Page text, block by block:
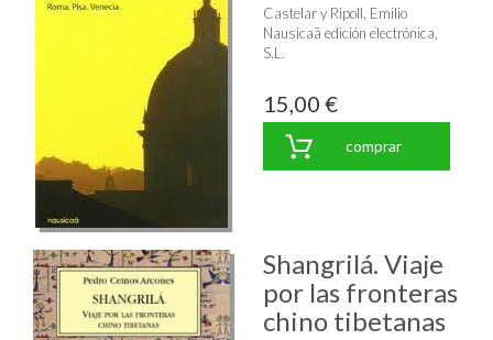
Castelar y Ripoll, Emilio
Nausicaä edición electrónica,
S.L.
15,00 €
comprar
Shangrilá. Viaje
por las fronteras
chino tibetanas